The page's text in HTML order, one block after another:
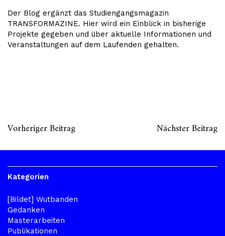
Der Blog ergänzt das Studiengangsmagazin
TRANSFORMAZINE. Hier wird ein Einblick in bisherige
Projekte gegeben und über aktuelle Informationen und
Veranstaltungen auf dem Laufenden gehalten.
Vorheriger Beitrag Nächster Beitrag
Kategorien
[Bildet] Wutbanden
Gedanken
Masterarbeiten
Publikationen